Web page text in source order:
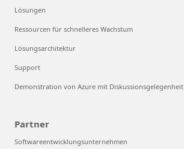
Lösungen
Ressourcen für schnelleres Wachstum
Lösungsarchitektur
Support
Demonstration von Azure mit Diskussionsgelegenheit
Partner
Softwareentwicklungsunternehmen